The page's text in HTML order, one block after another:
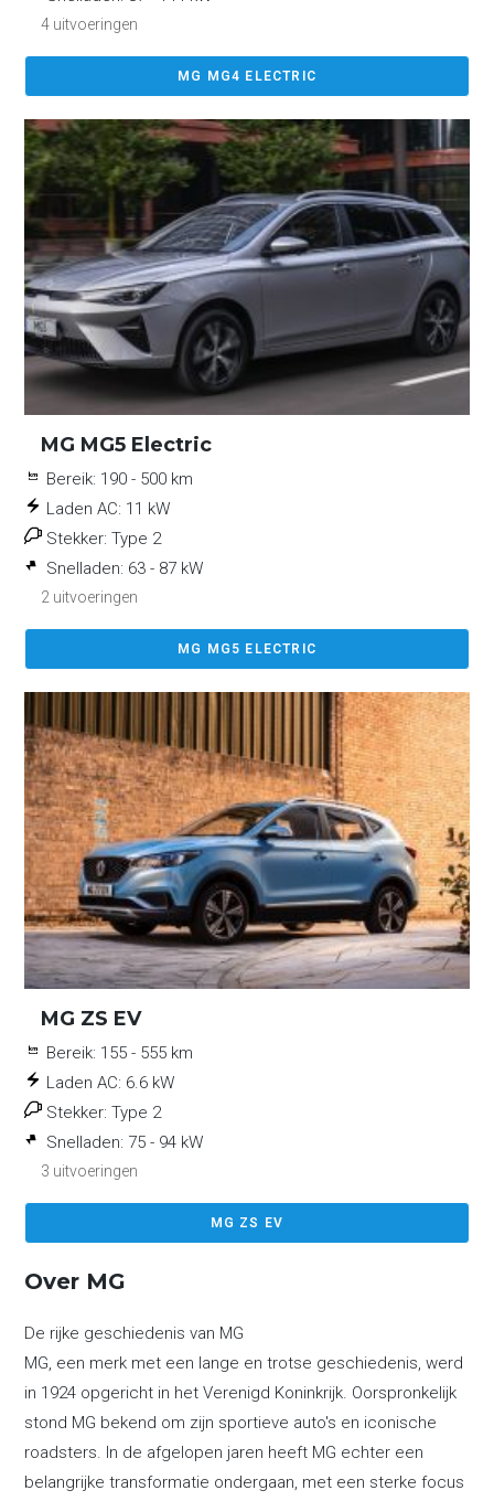
4 uitvoeringen
MG MG4 ELECTRIC
MG MG5 Electric
Bereik: 190 - 500 km
Laden AC: 11 kW
Stekker: Type 2
Snelladen: 63 - 87 kW
2 uitvoeringen
MG MG5 ELECTRIC
MG ZS EV
Bereik: 155 - 555 km
Laden AC: 6.6 kW
Stekker: Type 2
Snelladen: 75 - 94 kW
3 uitvoeringen
MG ZS EV
Over MG
De rijke geschiedenis van MG
MG, een merk met een lange en trotse geschiedenis, werd
in 1924 opgericht in het Verenigd Koninkrijk. Oorspronkelijk
stond MG bekend om zijn sportieve auto's en iconische
roadsters. In de afgelopen jaren heeft MG echter een
belangrijke transformatie ondergaan, met een sterke focus